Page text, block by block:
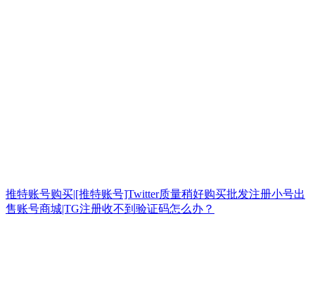
推特账号购买|[推特账号]Twitter质量稍好购买批发注册小号出
售账号商城|TG注册收不到验证码怎么办？